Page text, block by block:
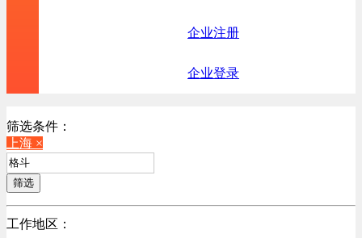
企业注册
企业登录
筛选条件：
上海 ×
筛选
工作地区：